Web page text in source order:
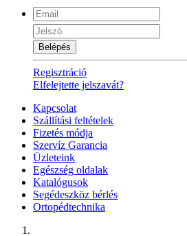
Belépés
Regisztráció
Elfelejtette jelszavát?
Kapcsolat
Szállítási feltételek
Fizetés módja
Szervíz Garancia
Üzleteink
Egészség oldalak
Katalógusok
Segédeszköz bérlés
Ortopédtechnika